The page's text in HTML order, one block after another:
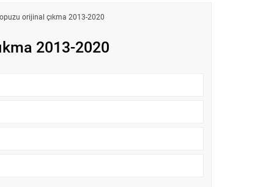
orijinal çıkma 2013-2020
2013-2020